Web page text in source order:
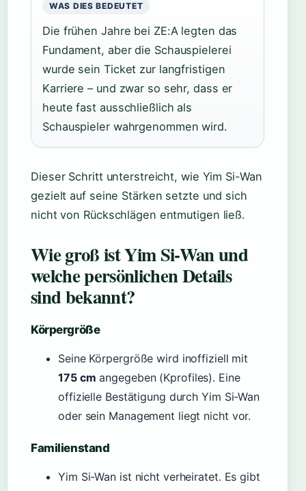
WAS DIES BEDEUTET
Die frühen Jahre bei ZE:A legten das
Fundament, aber die Schauspielerei
wurde sein Ticket zur langfristigen
Karriere – und zwar so sehr, dass er
heute fast ausschließlich als
Schauspieler wahrgenommen wird.
Dieser Schritt unterstreicht, wie Yim Si-Wan
gezielt auf seine Stärken setzte und sich
nicht von Rückschlägen entmutigen ließ.
Wie groß ist Yim Si-Wan und
welche persönlichen Details
sind bekannt?
Körpergröße
Seine Körpergröße wird inoffiziell mit
175 cm angegeben (Kprofiles). Eine
offizielle Bestätigung durch Yim Si-Wan
oder sein Management liegt nicht vor.
Familienstand
Yim Si-Wan ist nicht verheiratet. Es gibt